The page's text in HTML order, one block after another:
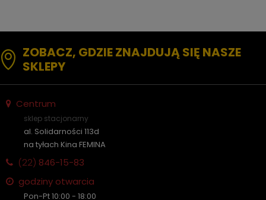
ZOBACZ, GDZIE ZNAJDUJĄ SIĘ NASZE
SKLEPY
Centrum
sklep stacjonarny
al. Solidarności 113d
na tyłach Kina FEMINA
(22) 846-15-83
godziny otwarcia
Pon-Pt 10:00 - 18:00